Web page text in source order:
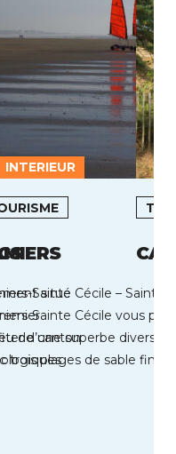
INTERIEUR
situé
de canton
Sainte Cécile – Saint
Sainte Cécile vous
d’une superbe diversité
trois plages de sable fin,